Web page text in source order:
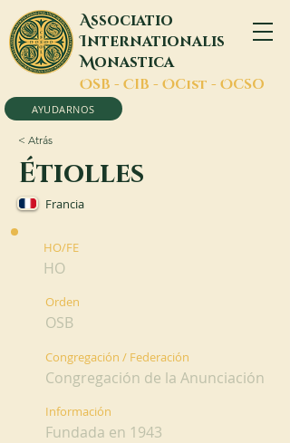
Associatio
Internationalis
Monastica
OSB - CIB - OCist - OCSO
AYUDARNOS
< Atrás
Étiolles
Francia
HO/FE
HO
Orden
OSB
Congregación / Federación
Congregación de la Anunciación
Información
Fundada en 1943